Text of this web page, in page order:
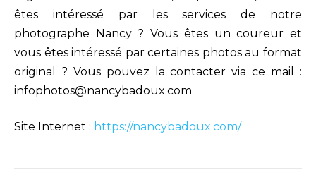
êtes intéressé par les services de notre
photographe Nancy ? Vous êtes un coureur et
vous êtes intéressé par certaines photos au format
original ? Vous pouvez la contacter via ce mail :
infophotos@nancybadoux.com
Site Internet : https://nancybadoux.com/